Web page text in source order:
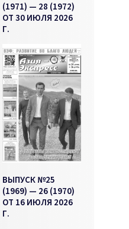
(1971) — 28 (1972)
ОТ 30 ИЮЛЯ 2026
Г.
ВЫПУСК №25
(1969) — 26 (1970)
ОТ 16 ИЮЛЯ 2026
Г.